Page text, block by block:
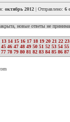
октябрь 2012 | Отправлено: 6
новые ответы не
13 14 15 16 17 18 19 20 21 22 23
45 46 47 48 49 50 51 52 53 54 55
77 78 79 80 81 82 83 84 85 86 87